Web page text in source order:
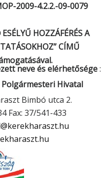
2009-4.2.2.-09-0079
HOZZÁFÉRÉS A
CÍMŰ
neve és elérhetősége:
Hivatal
Bimbó utca 2.
Fax: 37/541-433